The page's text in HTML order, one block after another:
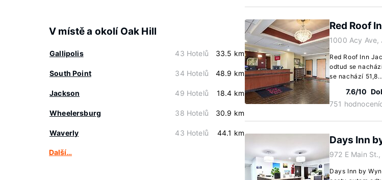
V místě a okolí Oak Hill
Gallipolis 43 Hotelů 33.5 km
South Point 34 Hotelů 48.9 km
Jackson 49 Hotelů 18.4 km
Wheelersburg 38 Hotelů 30.9 km
Waverly 43 Hotelů 44.1 km
Další…
Red Roof
1000 Acy Ave,
Red Roof Inn
odtud se
se nachází
7.6/10
751
Days Inn
972 E Main
Days Inn by